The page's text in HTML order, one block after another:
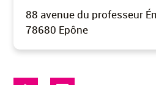
88 avenue du professeur
78680 Epône